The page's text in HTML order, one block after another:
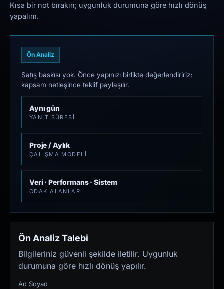
Kısa bir not bırakın; uygunluk durumuna göre hızlı dönüş
yapalım.
Ön Analiz
Satış baskısı yok. Önce yapınızı birlikte değerlendiririz;
kapsam netleşince teklif paylaşılır.
Aynı gün
YANIT SÜRESI
Proje / Aylık
ÇALIŞMA MODELI
Veri · Performans · Sistem
ODAK ALANLARI
Ön Analiz Talebi
Bilgileriniz güvenli şekilde iletilir. Uygunluk
durumuna göre hızlı dönüş yapılır.
Ad Soyad